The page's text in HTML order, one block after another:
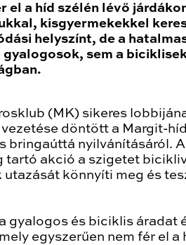
el a híd szélén lévő
kisgyermekekkel
helyszínt, de a
gyalogosok, sem a
(MK) sikeres
vezetése döntött a Margit-
bringaúttá nyilvánításáról. A
tartó akció a szigetet
könnyíti meg és
gyalogos és biciklis áradat
egyszerűen nem fér el a